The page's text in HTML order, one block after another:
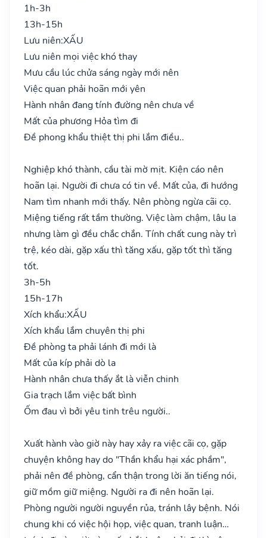
1h-3h
13h-15h
Lưu niên:XẤU
Lưu niên mọi việc khó thay
Mưu cầu lúc chửa sáng ngày mới nên
Việc quan phải hoãn mới yên
Hành nhân đang tính đường nên chưa về
Mất của phương Hỏa tìm đi
Đề phong khẩu thiệt thị phi lắm điều..
Nghiệp khó thành, cầu tài mờ mịt. Kiện cáo nên
hoãn lại. Người đi chưa có tin về. Mất của, đi hướng
Nam tìm nhanh mới thấy. Nên phòng ngừa cãi cọ.
Miệng tiếng rất tầm thường. Việc làm chậm, lâu la
nhưng làm gì đều chắc chắn. Tính chất cung này trì
trệ, kéo dài, gặp xấu thì tăng xấu, gặp tốt thì tăng
tốt.
3h-5h
15h-17h
Xích khẩu:XẤU
Xích khẩu lắm chuyên thị phi
Đề phòng ta phải lánh đi mới là
Mất của kíp phải dò la
Hành nhân chưa thấy ắt là viễn chinh
Gia trạch lắm việc bất bình
Ốm đau vì bởi yêu tinh trêu người..
Xuất hành vào giờ này hay xảy ra việc cãi cọ, gặp
chuyện không hay do "Thần khẩu hại xác phầm",
phải nên đề phòng, cẩn thận trong lời ăn tiếng nói,
giữ mồm giữ miệng. Người ra đi nên hoãn lại.
Phòng người người nguyền rủa, tránh lây bệnh. Nói
chung khi có việc hội họp, việc quan, tranh luận…